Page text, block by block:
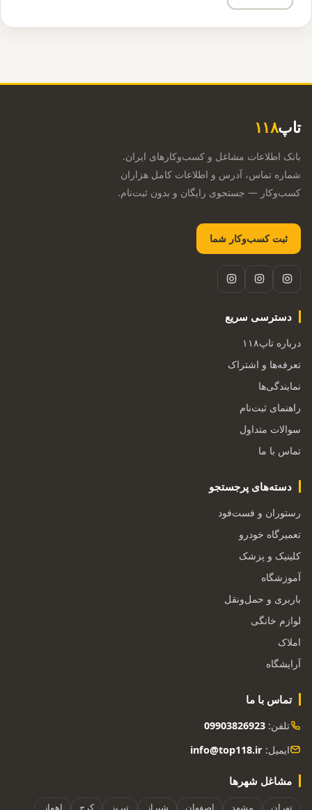
تاپ۱۱۸
بانک اطلاعات مشاغل و کسب‌وکارهای ایران.
شماره تماس، آدرس و اطلاعات کامل هزاران
کسب‌وکار — جستجوی رایگان و بدون ثبت‌نام.
ثبت کسب‌وکار شما
دسترسی سریع
درباره تاپ۱۱۸
تعرفه‌ها و اشتراک
نمایندگی‌ها
راهنمای ثبت‌نام
سوالات متداول
تماس با ما
دسته‌های پرجستجو
رستوران و فست‌فود
تعمیرگاه خودرو
کلینیک و پزشک
آموزشگاه
باربری و حمل‌ونقل
لوازم خانگی
املاک
آرایشگاه
تماس با ما
تلفن:09903826923
ایمیل: info@top118.ir
مشاغل شهرها
تهران مشهد اصفهان شیراز تبریز کرج اهواز